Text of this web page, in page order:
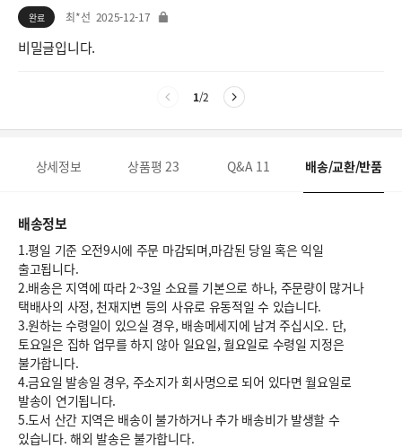
완료 최*선 2025-12-17
비밀글입니다.
1/2
상세정보 상품평 23 Q&A 11 배송/교환/반품
배송정보
1.평일 기준 오전9시에 주문 마감되며,마감된 당일 혹은 익일
출고됩니다.
2.배송은 지역에 따라 2~3일 소요를 기본으로 하나, 주문량이 많거나
택배사의 사정, 천재지변 등의 사유로 유동적일 수 있습니다.
3.원하는 수령일이 있으실 경우, 배송메세지에 남겨 주십시오. 단,
토요일은 집하 업무를 하지 않아 일요일, 월요일로 수령일 지정은
불가합니다.
4.금요일 발송일 경우, 주소지가 회사명으로 되어 있다면 월요일로
발송이 연기됩니다.
5.도서 산간 지역은 배송이 불가하거나 추가 배송비가 발생할 수
있습니다. 해외 발송은 불가합니다.